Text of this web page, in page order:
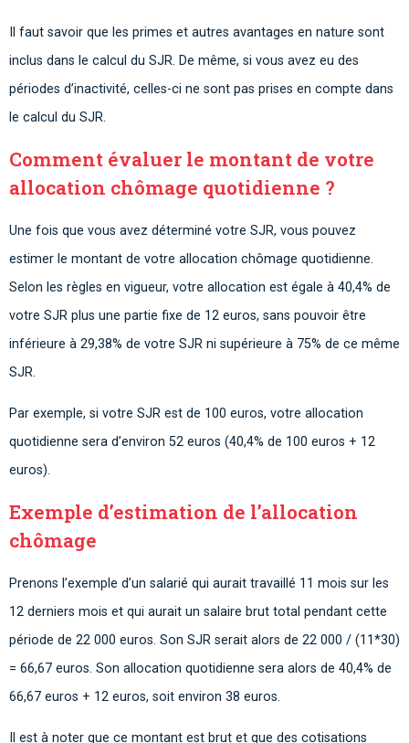
Il faut savoir que les primes et autres avantages en nature sont
inclus dans le calcul du SJR. De même, si vous avez eu des
périodes d’inactivité, celles-ci ne sont pas prises en compte dans
le calcul du SJR.
Comment évaluer le montant de votre
allocation chômage quotidienne ?
Une fois que vous avez déterminé votre SJR, vous pouvez
estimer le montant de votre allocation chômage quotidienne.
Selon les règles en vigueur, votre allocation est égale à 40,4% de
votre SJR plus une partie fixe de 12 euros, sans pouvoir être
inférieure à 29,38% de votre SJR ni supérieure à 75% de ce même
SJR.
Par exemple, si votre SJR est de 100 euros, votre allocation
quotidienne sera d’environ 52 euros (40,4% de 100 euros + 12
euros).
Exemple d’estimation de l’allocation
chômage
Prenons l’exemple d’un salarié qui aurait travaillé 11 mois sur les
12 derniers mois et qui aurait un salaire brut total pendant cette
période de 22 000 euros. Son SJR serait alors de 22 000 / (11*30)
= 66,67 euros. Son allocation quotidienne sera alors de 40,4% de
66,67 euros + 12 euros, soit environ 38 euros.
Il est à noter que ce montant est brut et que des cotisations